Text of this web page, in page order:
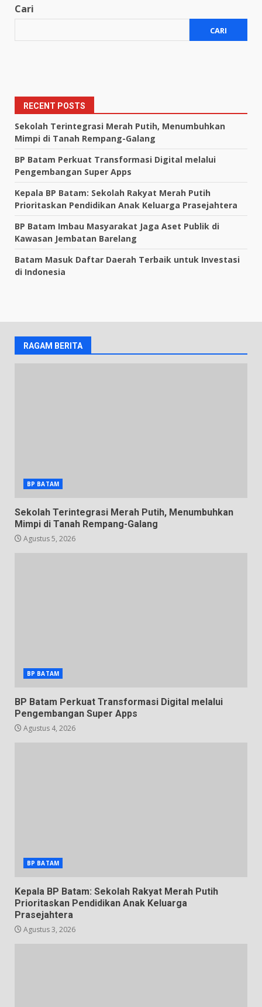
Cari
CARI
RECENT POSTS
Sekolah Terintegrasi Merah Putih, Menumbuhkan
Mimpi di Tanah Rempang-Galang
BP Batam Perkuat Transformasi Digital melalui
Pengembangan Super Apps
Kepala BP Batam: Sekolah Rakyat Merah Putih
Prioritaskan Pendidikan Anak Keluarga Prasejahtera
BP Batam Imbau Masyarakat Jaga Aset Publik di
Kawasan Jembatan Barelang
Batam Masuk Daftar Daerah Terbaik untuk Investasi
di Indonesia
RAGAM BERITA
BP BATAM
Sekolah Terintegrasi Merah Putih, Menumbuhkan
Mimpi di Tanah Rempang-Galang
Agustus 5, 2026
BP BATAM
BP Batam Perkuat Transformasi Digital melalui
Pengembangan Super Apps
Agustus 4, 2026
BP BATAM
Kepala BP Batam: Sekolah Rakyat Merah Putih
Prioritaskan Pendidikan Anak Keluarga
Prasejahtera
Agustus 3, 2026